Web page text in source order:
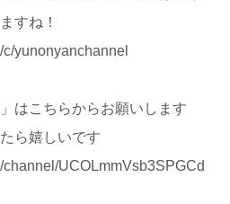
すね！
yunonyanchannel
はこちらからお願いします
ら嬉しいです
UCOLmmVsb3SPGCd